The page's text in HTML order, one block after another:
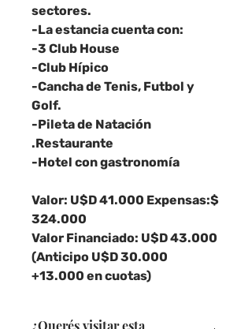
sectores.
-La estancia cuenta con:
-3 Club House
-Club Hípico
-Cancha de Tenis, Futbol y
Golf.
-Pileta de Natación
.Restaurante
-Hotel con gastronomía
Valor: U$D 41.000 Expensas:$
324.000
Valor Financiado: U$D 43.000
(Anticipo U$D 30.000
+13.000 en cuotas)
¿Querés visitar esta